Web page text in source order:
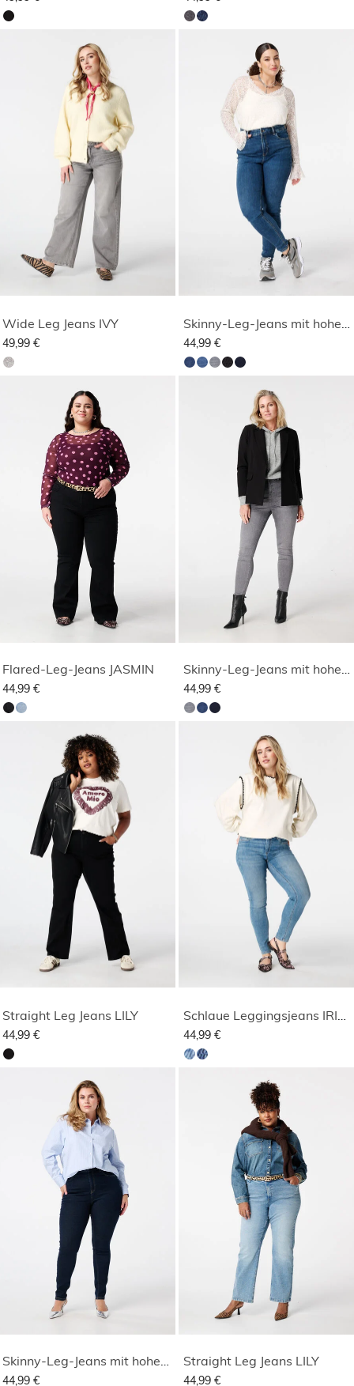
Wide Leg Jeans IVY
49,99 € 44,99 €
Flared-Leg-Jeans JASMIN
44,99 €
Skinny-Leg-Jeans mit hoher Taille CHERRY
44,99 €
Straight Leg Jeans LILY
44,99 € 44,99 €
Skinny-Leg-Jeans mit hoher Taille CHERRY
44,99 €
Straight Leg Jeans LILY
44,99 €